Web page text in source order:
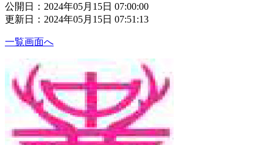
公開日：2024年05月15日 07:00:00
更新日：2024年05月15日 07:51:13
一覧画面へ